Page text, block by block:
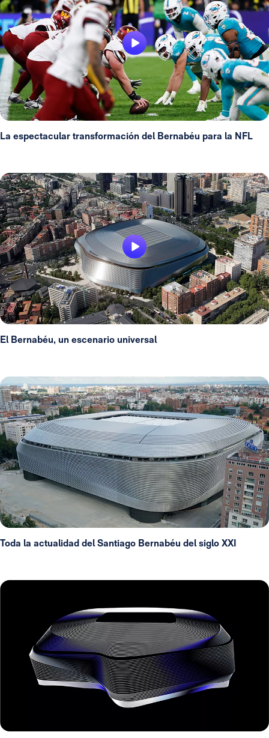
La espectacular transformación del Bernabéu para la NFL
El Bernabéu, un escenario universal
Toda la actualidad del Santiago Bernabéu del siglo XXI